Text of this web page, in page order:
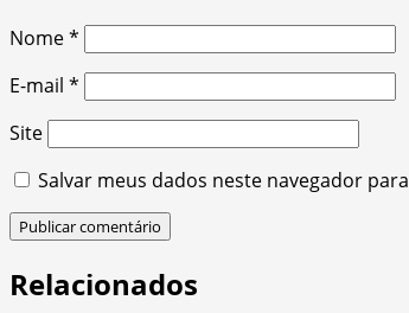
Nome*
E-mail *
Site
Salvar meus dados neste navegador
Relacionados